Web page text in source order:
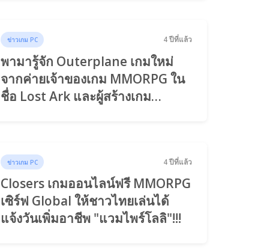
ข่าวเกม PC 4 ปีที่แล้ว
พามารู้จัก Outerplane เกมใหม่
จากค่ายเจ้าของเกม MMORPG ใน
ชื่อ Lost Ark และผู้สร้างเกม
ข่าวเกม PC 4 ปีที่แล้ว
Closers เกมออนไลน์ฟรี MMORPG
เซิร์ฟ Global ให้ชาวไทยเล่นได้
แจ้งวันเพิ่มอาชีพ "แวมไพร์โลลิ"!!!